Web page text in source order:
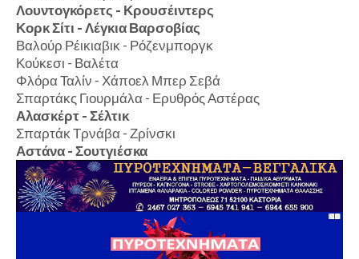
Λουντογκόρετς - Κρουσέιντερς
Κορκ Σίτι - Λέγκια Βαρσοβίας
Βαλούρ Ρέικιαβικ - Ρόζενμποργκ
Κούκεσι - Βαλέτα
Φλόρα Ταλίν - Χάποελ Μπερ Σεβά
Σπαρτάκς Γιουρμάλα - Ερυθρός Αστέρας
Αλασκέρτ - Σέλτικ
Σπαρτάκ Τρνάβα - Ζρίνσκι
Αστάνα - Σουτγιέσκα